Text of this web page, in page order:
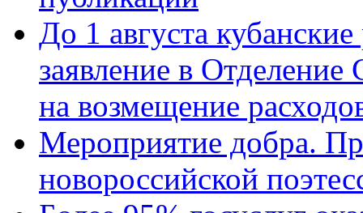
До 1 августа
заявление в
на возмещение
Мероприятие добра.
новороссийской